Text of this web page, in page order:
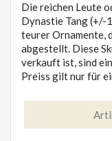
Die reichen Leute
Dynastie Tang (+/-
teurer Ornamente,
abgestellt. Diese
verkauft ist, sind
Preiss gilt nur für